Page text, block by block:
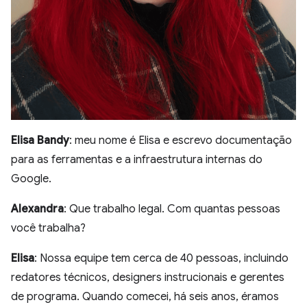
Elisa Bandy: meu nome é Elisa e escrevo documentação
para as ferramentas e a infraestrutura internas do
Google.
Alexandra: Que trabalho legal. Com quantas pessoas
você trabalha?
Elisa: Nossa equipe tem cerca de 40 pessoas, incluindo
redatores técnicos, designers instrucionais e gerentes
de programa. Quando comecei, há seis anos, éramos